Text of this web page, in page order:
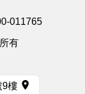
011765
有
9樓